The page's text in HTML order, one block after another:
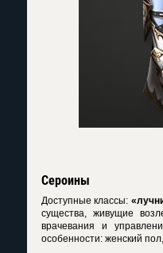
Сероины
Доступные классы:
существа, живущие
врачевания и
особенности: женский